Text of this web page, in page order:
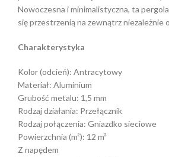
Nowoczesna i minimalistyczna, ta
się przestrzenią na zewnątrz niezależnie
Charakterystyka
Kolor (odcień): Antracytowy
Materiał: Aluminium
Grubość metalu: 1,5 mm
Rodzaj działania: Przełącznik
Rodzaj połączenia: Gniazdko sieciowe
Powierzchnia (m²): 12 m²
Z napędem